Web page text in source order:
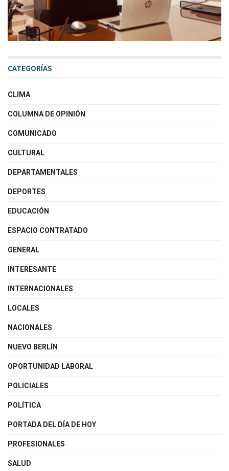
CATEGORÍAS
CLIMA
COLUMNA DE OPINIÓN
COMUNICADO
CULTURAL
DEPARTAMENTALES
DEPORTES
EDUCACIÓN
ESPACIO CONTRATADO
GENERAL
INTERESANTE
INTERNACIONALES
LOCALES
NACIONALES
NUEVO BERLÍN
OPORTUNIDAD LABORAL
POLICIALES
POLÍTICA
PORTADA DEL DÍA DE HOY
PROFESIONALES
SALUD